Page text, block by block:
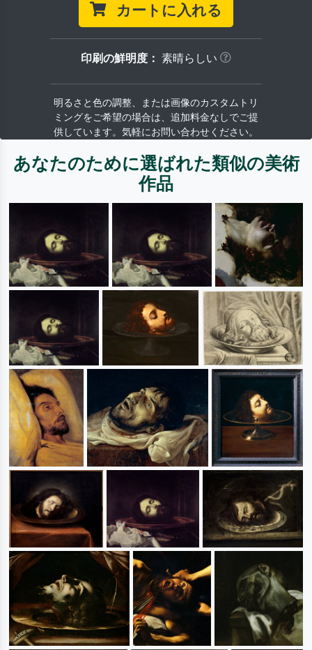
カートに入れる
印刷の鮮明度： 素晴らしい
明るさと色の調整、または画像のカスタムトリ
ミングをご希望の場合は、追加料金なしでご提
供しています。気軽にお問い合わせください。
あなたのために選ばれた類似の美術
作品